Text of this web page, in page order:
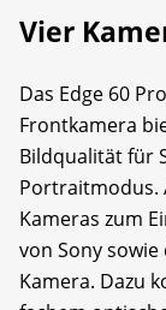
Vier
Das Edge 60
Frontkamera
Bildqualität für
Portraitmodus.
Kameras zum
von Sony
Kamera. Dazu